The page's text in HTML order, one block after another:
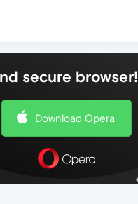
secure browser!
Download Opera